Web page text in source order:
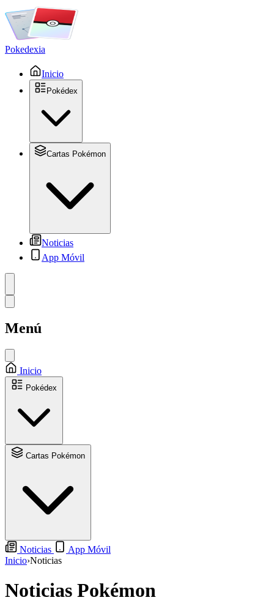
Pokedexia
Inicio
Pokédex
Cartas Pokémon
Noticias
App Móvil
Menú
Inicio
Noticias
App Móvil
Inicio›Noticias
Noticias Pokémon